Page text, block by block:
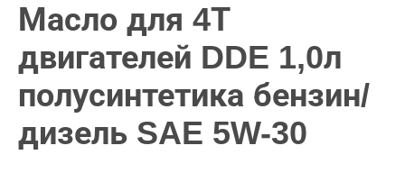
Масло для 4Т
двигателей DDE 1,0л
полусинтетика бензин/
дизель SAE 5W-30